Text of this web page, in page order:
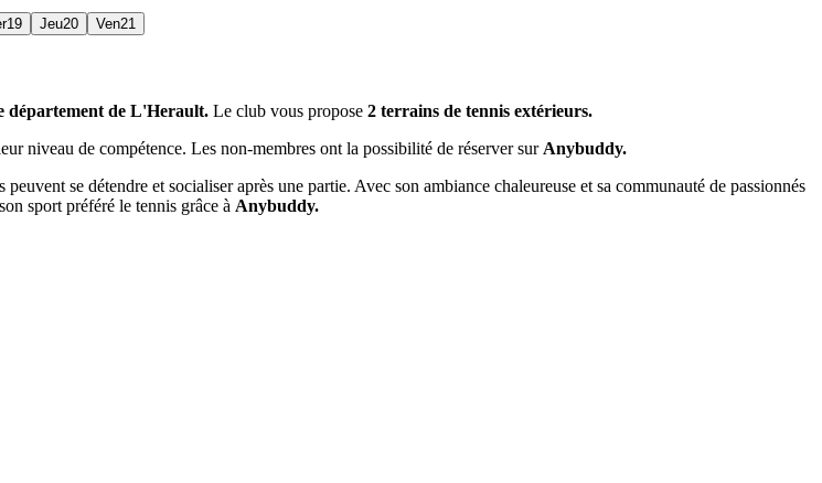
19 Jeu20 Ven21
département de L'Herault. Le club vous propose 2 terrains de tennis extérieurs.
niveau de compétence. Les non-membres ont la possibilité de réserver surAnybuddy.
se détendre et socialiser après une partie. Avec son ambiance chaleureuse et sa communauté de passionnés
sport préféré le tennis grâce à Anybuddy.